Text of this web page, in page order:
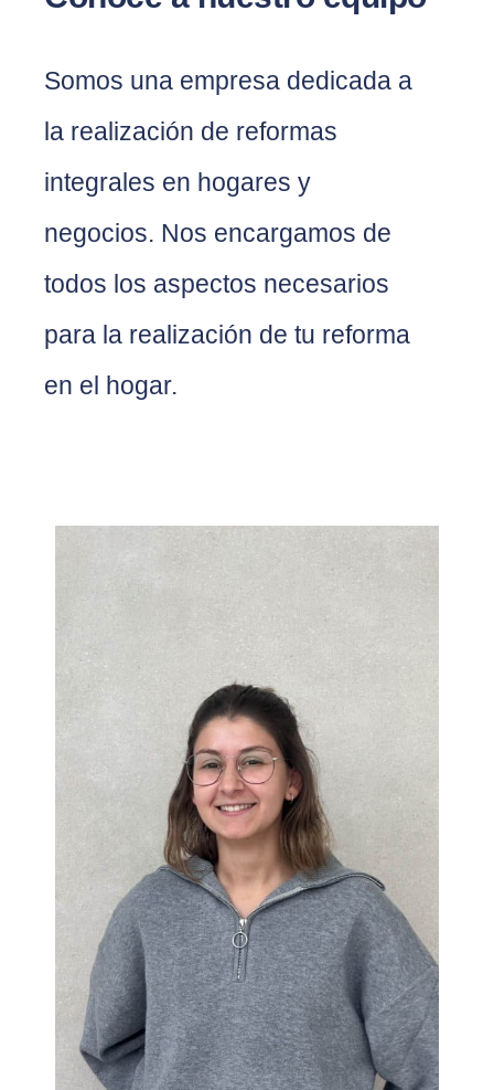
Somos una empresa dedicada a
la realización de reformas
integrales en hogares y
negocios. Nos encargamos de
todos los aspectos necesarios
para la realización de tu reforma
en el hogar.